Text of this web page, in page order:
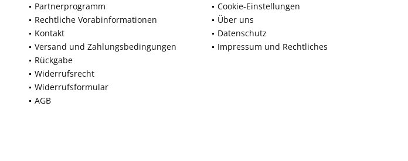
Partnerprogramm
Rechtliche Vorabinformationen
Kontakt
Versand und Zahlungsbedingungen
Rückgabe
Widerrufsrecht
Widerrufsformular
AGB
Cookie-Einstellungen
Über uns
Datenschutz
Impressum und Rechtliches